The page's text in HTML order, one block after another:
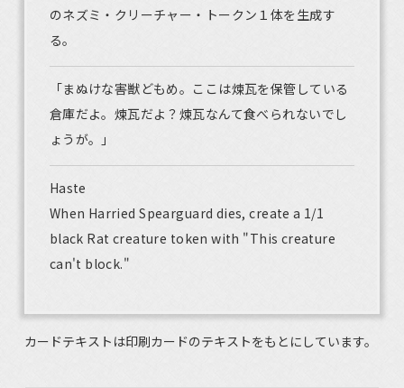
のネズミ・クリーチャー・トークン１体を生成す
る。
「まぬけな害獣どもめ。ここは煉瓦を保管している
倉庫だよ。煉瓦だよ？煉瓦なんて食べられないでし
ょうが。」
Haste
When Harried Spearguard dies, create a 1/1
black Rat creature token with "This creature
can't block."
カードテキストは印刷カードのテキストをもとにしています。